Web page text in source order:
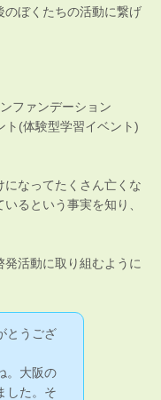
ぼくたちの活動に繋げ
ファンデーション
ト(体験型学習イベント)
なってたくさん亡くな
るという事実を知り、
活動に取り組むように
とうござ
。大阪の
した。そ